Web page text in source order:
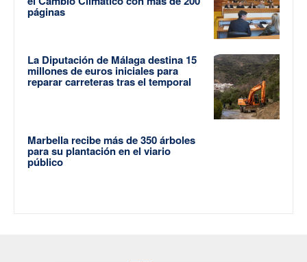
páginas
La Diputación de Málaga destina 15
millones de euros iniciales para
reparar carreteras tras el temporal
Marbella recibe más de 350 árboles
para su plantación en el viario
público